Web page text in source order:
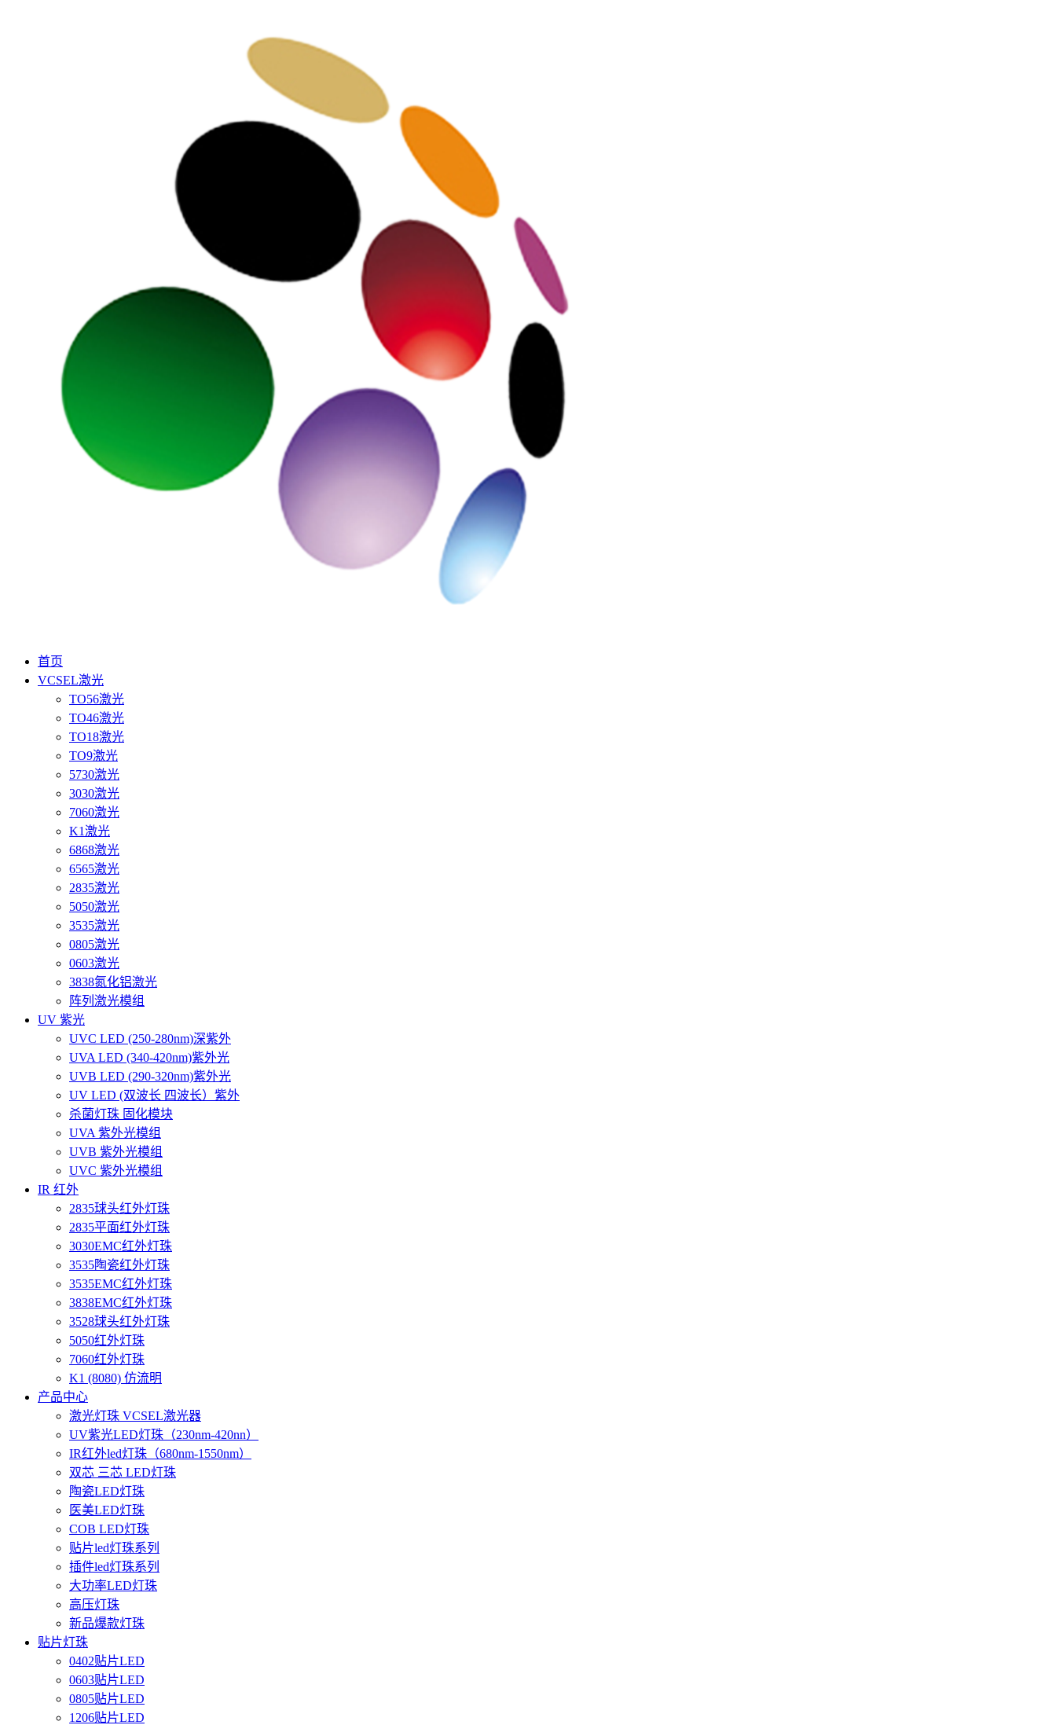
首页
VCSEL激光
TO56激光
TO46激光
TO18激光
TO9激光
5730激光
3030激光
7060激光
K1激光
6868激光
6565激光
2835激光
5050激光
3535激光
0805激光
0603激光
3838氮化铝激光
阵列激光模组
UV 紫光
UVC LED (250-280nm)深紫外
UVA LED (340-420nm)紫外光
UVB LED (290-320nm)紫外光
UV LED (双波长 四波长）紫外
杀菌灯珠 固化模块
UVA 紫外光模组
UVB 紫外光模组
UVC 紫外光模组
IR 红外
2835球头红外灯珠
2835平面红外灯珠
3030EMC红外灯珠
3535陶瓷红外灯珠
3535EMC红外灯珠
3838EMC红外灯珠
3528球头红外灯珠
5050红外灯珠
7060红外灯珠
K1 (8080) 仿流明
产品中心
激光灯珠 VCSEL激光器
UV紫光LED灯珠（230nm-420nn）
IR红外led灯珠（680nm-1550nm）
双芯 三芯 LED灯珠
陶瓷LED灯珠
医美LED灯珠
COB LED灯珠
贴片led灯珠系列
插件led灯珠系列
大功率LED灯珠
高压灯珠
新品爆款灯珠
贴片灯珠
0402贴片LED
0603贴片LED
0805贴片LED
1206贴片LED